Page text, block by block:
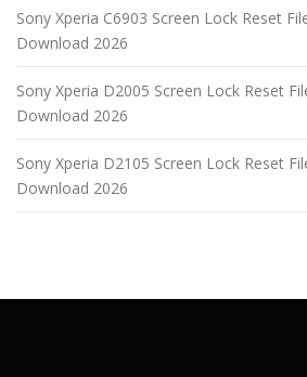
Sony Xperia C6903 Screen Lock Reset
Download 2026
Sony Xperia D2005 Screen Lock Reset
Download 2026
Sony Xperia D2105 Screen Lock Reset
Download 2026